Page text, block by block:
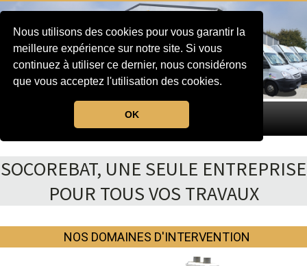
Nous utilisons des cookies pour vous garantir la
meilleure expérience sur notre site. Si vous
continuez à utiliser ce dernier, nous considérons
que vous acceptez l'utilisation des cookies.
OKMENU
SOCOREBAT, UNE SEULE ENTREPRISE
POUR TOUS VOS TRAVAUX
NOS DOMAINES D'INTERVENTION